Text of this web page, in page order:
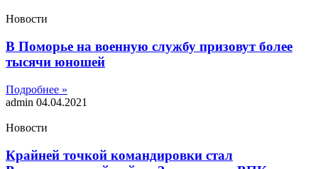
Новости
В Поморье на военную службу призовут более
тысячи юношей
Подробнее »
admin 04.04.2021
Новости
Крайней точкой командировки стал